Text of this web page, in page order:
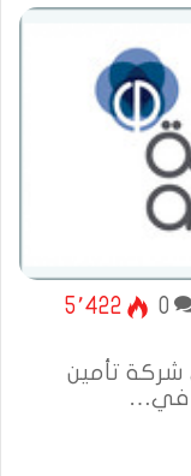
0
5٬422
شركة تأمين
في…